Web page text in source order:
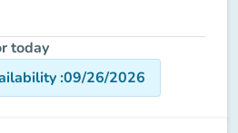
today
:09/26/2026